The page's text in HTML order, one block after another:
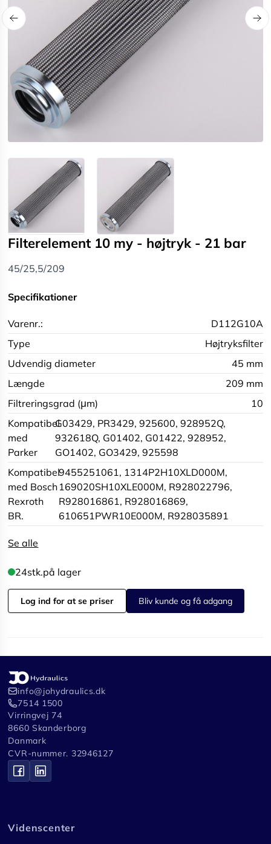
Filterelement 10 my - højtryk - 21 bar
45/25,5/209
Specifikationer
Varenr.:
D112G10A
Type
Højtryksfilter
Udvendig diameter
45 mm
Længde
209 mm
Filtreringsgrad (μm)
10
Kompatibel
med
Parker
G03429, PR3429, 925600, 928952Q,
932618Q, G01402, G01422, 928952,
GO1402, GO3429, 925598
Kompatibel
med Bosch
Rexroth
BR.
9455251061, 1314P2H10XLD000M,
169020SH10XLE000M, R928022796,
R928016861, R928016869,
610651PWR10E000M, R928035891
Se alle
24stk.på lager
Log ind for at se priser Bliv kunde og få adgang
info@johydraulics.dk
7514 1500
Virringvej 74
8660 Skanderborg
Danmark
CVR-nummer. 32946127
Videnscenter